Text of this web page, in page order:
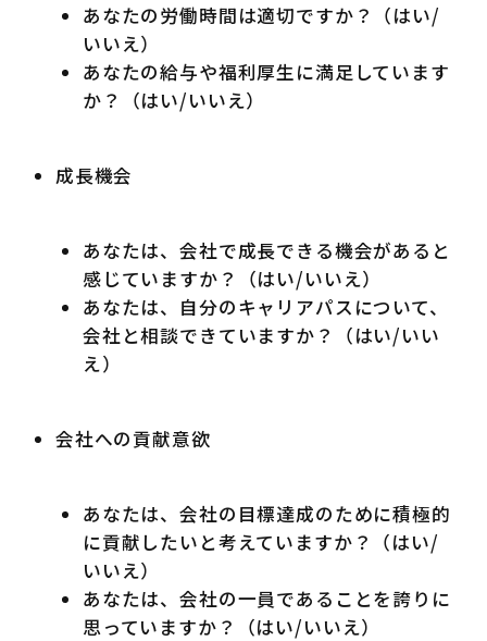
あなたの労働時間は適切ですか？（はい/
いいえ）
あなたの給与や福利厚生に満足しています
か？（はい/いいえ）
成長機会
あなたは、会社で成長できる機会があると
感じていますか？（はい/いいえ）
あなたは、自分のキャリアパスについて、
会社と相談できていますか？（はい/いい
え）
会社への貢献意欲
あなたは、会社の目標達成のために積極的
に貢献したいと考えていますか？（はい/
いいえ）
あなたは、会社の一員であることを誇りに
思っていますか？（はい/いいえ）